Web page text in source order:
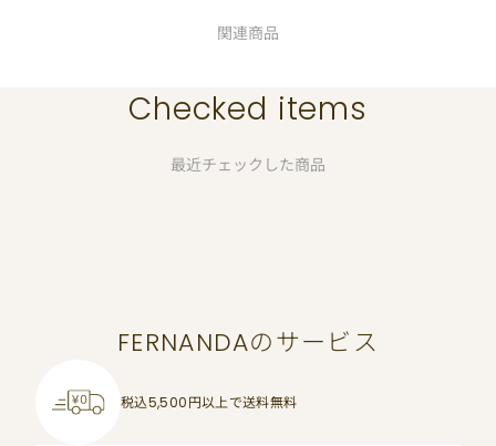
関連商品
Checked items
最近チェックした商品
FERNANDAのサービス
税込5,500円以上で送料無料